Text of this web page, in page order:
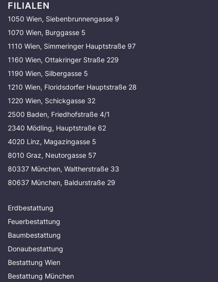
FILIALEN
1050 Wien, Siebenbrunnengasse 9
1070 Wien, Burggasse 5
1110 Wien, Simmeringer Hauptstraße 97
1160 Wien, Ottakringer Straße 229
1190 Wien, Silbergasse 5
1210 Wien, Floridsdorfer Hauptstraße 28
1220 Wien, Schickgasse 32
2500 Baden, Friedhofstraße 4/1
2340 Mödling, Hauptstraße 62
4020 Linz, Magazingasse 5
8010 Graz, Neutorgasse 57
80337 München, Waltherstraße 33
80637 München, Baldurstraße 29
Erdbestattung
Feuerbestattung
Baumbestattung
Donaubestattung
Bestattung Wien
Bestattung München